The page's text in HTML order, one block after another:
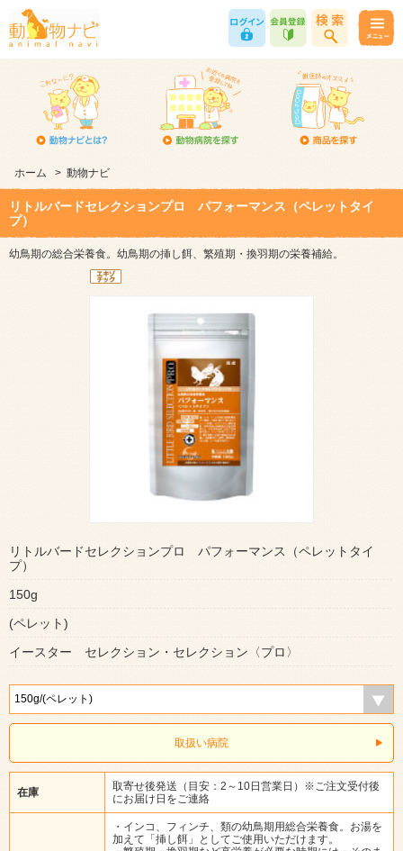
ホーム > 動物ナビ
リトルバードセレクションプロ パフォーマンス（ペレットタイ
プ）
幼鳥期の総合栄養食。幼鳥期の挿し餌、繁殖期・換羽期の栄養補給。
リトルバードセレクションプロ パフォーマンス（ペレットタイ
プ）
150g
(ペレット)
イースター セレクション・セレクション〈プロ〉
取扱い病院
在庫
取寄せ後発送（目安：2～10日営業日）※ご注文受付後
にお届け日をご連絡
・インコ、フィンチ、類の幼鳥期用総合栄養食。お湯を
加えて「挿し餌」としてご使用いただけます。